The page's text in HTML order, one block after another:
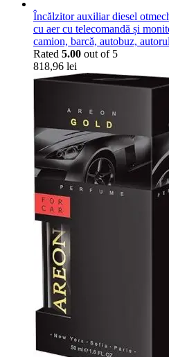
Încălzitor auxiliar diesel
cu aer cu telecomandă și
camion, barcă, autobuz,
Rated 5.00 out of 5
818,96 lei